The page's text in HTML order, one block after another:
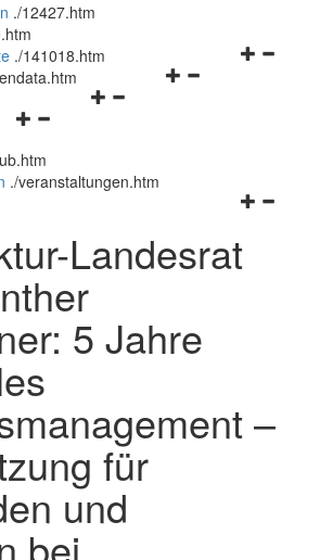
./12427.htm
Navigationsmenü
./141018.htm
Navigationsmenü
Navigationsmenü
und
schließen
und
schließen
./veranstaltungen.htm
Landesrat
5 Jahre
–
für
und
bei